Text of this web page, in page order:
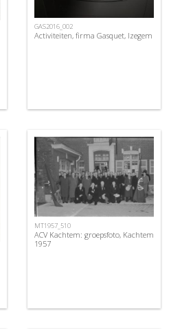
GAS2016_002
Activiteiten, firma Gasquet, Izegem
MT1957_510
ACV Kachtem: groepsfoto, Kachtem
1957